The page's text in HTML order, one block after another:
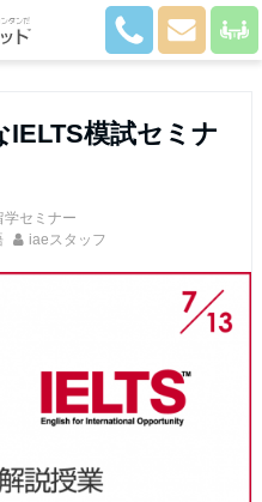
IELTS模試セミナ
学セミナー
iaeスタッフ